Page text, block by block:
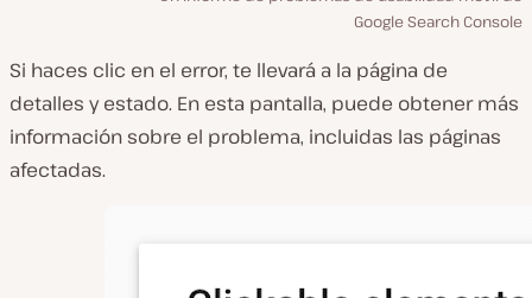
Google Search Console
Si haces clic en el error, te llevará a la página de
detalles y estado. En esta pantalla, puede obtener más
información sobre el problema, incluidas las páginas
afectadas.